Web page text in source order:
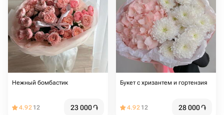
Нежный бомбастик
4.92 12 23 000֏
Букет с хризантем и гортензия
4.92 12 28 000֏